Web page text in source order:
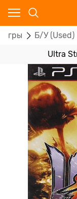
Б/У (Used)
Ultra
Ваш город -
угадали?
ДА НЕТ